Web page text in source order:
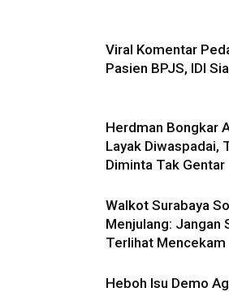
Viral Komentar
Pasien BPJS, IDI
Herdman Bongkar
Layak Diwaspadai,
Diminta Tak Gentar
Walkot Surabaya
Menjulang: Jangan
Terlihat Mencekam
Heboh Isu Demo